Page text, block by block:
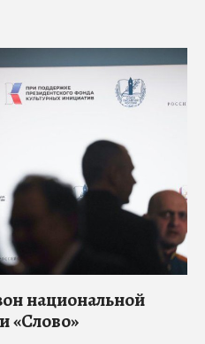
национальной
«Слово»